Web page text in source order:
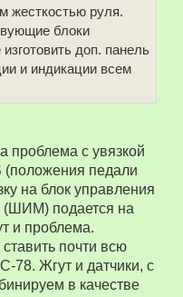
жесткостью руля.
блоки
доп. панель
и индикации всем
проблема с увязкой
педали
на блок управления
(ШИМ) подается на
и проблема.
почти всю
78. Жгут и датчики, с
в качестве